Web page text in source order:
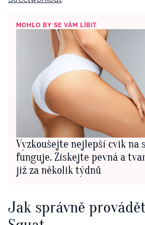
MOHLO BY SE VÁM LÍBIT
Vyzkoušejte nejlepší cvik na
funguje. Získejte pevná a
již za několik týdnů
Jak správně